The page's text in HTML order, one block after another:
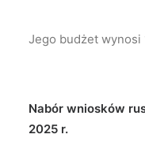
Jego budżet wynosi
Nabór wniosków
2025 r.